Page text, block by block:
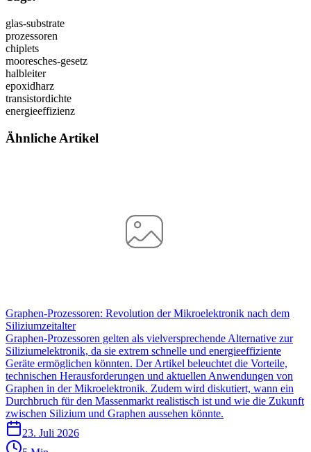
glas-substrate
prozessoren
chiplets
mooresches-gesetz
halbleiter
epoxidharz
transistordichte
energieeffizienz
Ähnliche Artikel
Graphen-Prozessoren: Revolution der Mikroelektronik nach dem
Siliziumzeitalter
Graphen-Prozessoren gelten als vielversprechende Alternative zur
Siliziumelektronik, da sie extrem schnelle und energieeffiziente
Geräte ermöglichen könnten. Der Artikel beleuchtet die Vorteile,
technischen Herausforderungen und aktuellen Anwendungen von
Graphen in der Mikroelektronik. Zudem wird diskutiert, wann ein
Durchbruch für den Massenmarkt realistisch ist und wie die Zukunft
zwischen Silizium und Graphen aussehen könnte.
23. Juli 2026